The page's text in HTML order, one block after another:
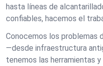
hasta líneas de
confiables, hacemos el
Conocemos los problemas
—desde infraestructura
tenemos las herramientas